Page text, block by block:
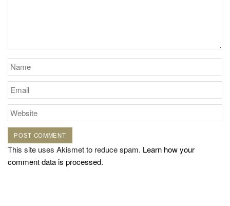
This site uses Akismet to reduce spam. Learn how your
comment data is processed.